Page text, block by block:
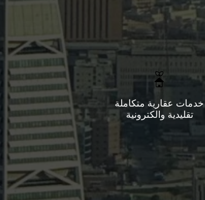
خدمات عقارية متكاملة
تقليدية والكترونية